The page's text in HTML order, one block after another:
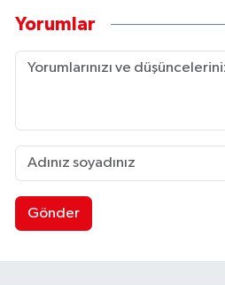
Yorumlar
Gönder